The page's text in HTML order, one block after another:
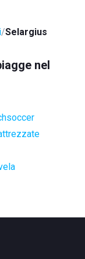
Selargius
nel